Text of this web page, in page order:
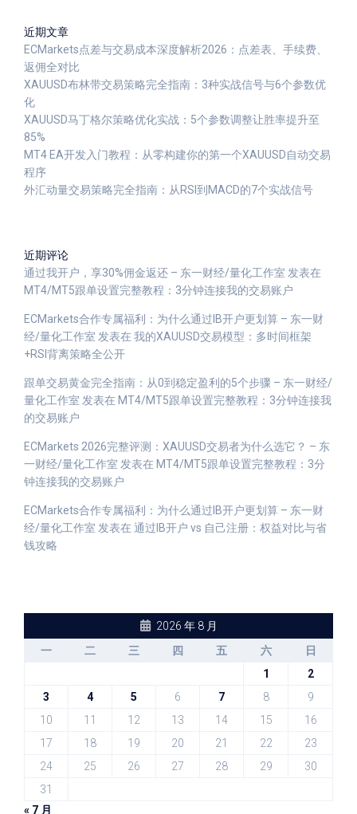
近期文章
ECMarkets点差与交易成本深度解析2026：点差表、手续费、
返佣全对比
XAUUSD布林带交易策略完全指南：3种实战信号与6个参数优
化
XAUUSD马丁格尔策略优化实战：5个参数调整让胜率提升至
85%
MT4 EA开发入门教程：从零构建你的第一个XAUUSD自动交易
程序
外汇动量交易策略完全指南：从RSI到MACD的7个实战信号
近期评论
通过我开户，享30%佣金返还 – 东一财经/量化工作室 发表在
MT4/MT5跟单设置完整教程：3分钟连接我的交易账户
ECMarkets合作专属福利：为什么通过IB开户更划算 – 东一财
经/量化工作室 发表在 我的XAUUSD交易模型：多时间框架
+RSI背离策略全公开
跟单交易黄金完全指南：从0到稳定盈利的5个步骤 – 东一财经/
量化工作室 发表在 MT4/MT5跟单设置完整教程：3分钟连接我
的交易账户
ECMarkets 2026完整评测：XAUUSD交易者为什么选它？ – 东
一财经/量化工作室 发表在 MT4/MT5跟单设置完整教程：3分
钟连接我的交易账户
ECMarkets合作专属福利：为什么通过IB开户更划算 – 东一财
经/量化工作室 发表在 通过IB开户 vs 自己注册：权益对比与省
钱攻略
2026 年 8 月
一
二 三 四 五 六
日
1
2
3
4 5 6 7 8
9
10
11 12 13 14 15
16
17
18 19 20 21 22
23
24
25 26 27 28 29
30
31
« 7 月